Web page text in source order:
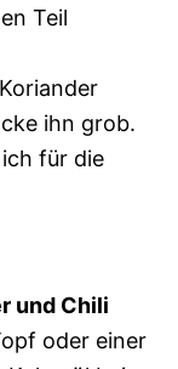
Teil
ihn grob.
für die
und Chili
oder einer